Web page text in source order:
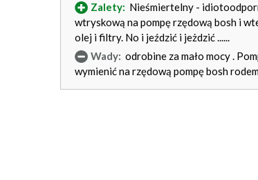
Zalety: Nieśmiertelny -
wtryskową na pompę rzędową bosh i
olej i filtry. No i jeździć i jeżdzić ......
Wady: odrobine za mało mocy .
wymienić na rzędową pompę bosh